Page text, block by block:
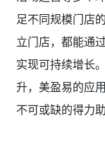
足不同规模门店
立门店，都能通
实现可持续增长
升，美盈易的应
不可或缺的得力助